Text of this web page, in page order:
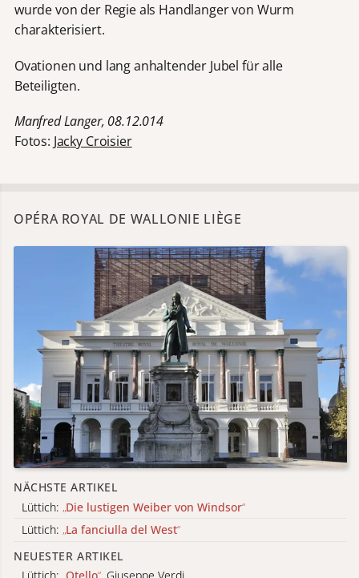
wurde von der Regie als Handlanger von Wurm
charakterisiert.
Ovationen und lang anhaltender Jubel für alle
Beteiligten.
Manfred Langer, 08.12.014
Fotos: Jacky Croisier
OPÉRA ROYAL DE WALLONIE LIÈGE
NÄCHSTE ARTIKEL
Lüttich: „Die lustigen Weiber von Windsor“
Lüttich: „La fanciulla del West“
NEUESTER ARTIKEL